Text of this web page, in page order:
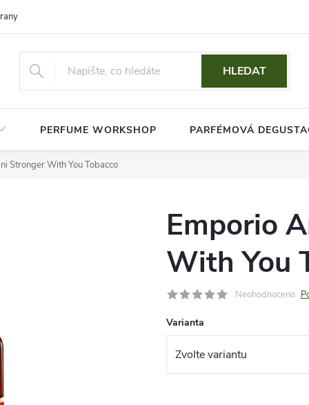
osobních údajů
HLEDAT
PERFUME WORKSHOP PARFÉMOVÁ
Stronger With You Tobacco
Emporio
With You
Neohodnoceno
Varianta